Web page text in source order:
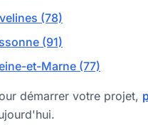
(78)
(91)
et-Marne (77)
démarrer votre projet,